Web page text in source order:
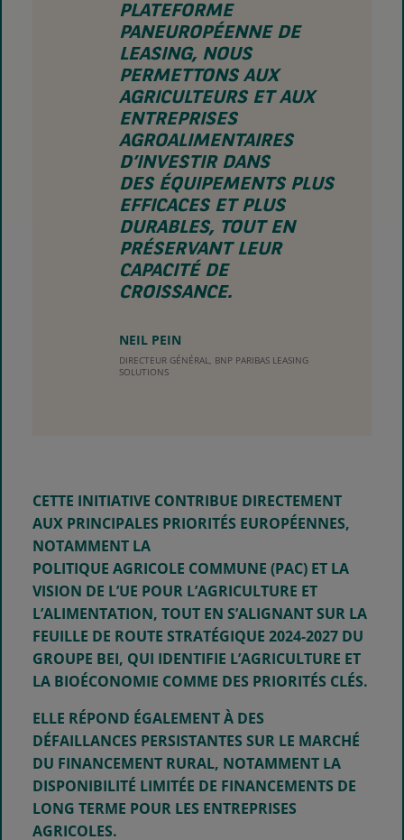
PLATEFORME
PANEUROPÉENNE DE
LEASING, NOUS
PERMETTONS AUX
AGRICULTEURS ET AUX
ENTREPRISES
AGROALIMENTAIRES
D’INVESTIR DANS
DES ÉQUIPEMENTS PLUS
EFFICACES ET PLUS
DURABLES, TOUT EN
PRÉSERVANT LEUR
CAPACITÉ DE
CROISSANCE.
NEIL PEIN
DIRECTEUR GÉNÉRAL, BNP PARIBAS LEASING
SOLUTIONS
CETTE INITIATIVE CONTRIBUE DIRECTEMENT
AUX PRINCIPALES PRIORITÉS EUROPÉENNES,
NOTAMMENT LA
POLITIQUE AGRICOLE COMMUNE (PAC) ET LA
VISION DE L’UE POUR L’AGRICULTURE ET
L’ALIMENTATION, TOUT EN S’ALIGNANT SUR LA
FEUILLE DE ROUTE STRATÉGIQUE 2024‑2027 DU
GROUPE BEI, QUI IDENTIFIE L’AGRICULTURE ET
LA BIOÉCONOMIE COMME DES PRIORITÉS CLÉS.
ELLE RÉPOND ÉGALEMENT À DES
DÉFAILLANCES PERSISTANTES SUR LE MARCHÉ
DU FINANCEMENT RURAL, NOTAMMENT LA
DISPONIBILITÉ LIMITÉE DE FINANCEMENTS DE
LONG TERME POUR LES ENTREPRISES
AGRICOLES.